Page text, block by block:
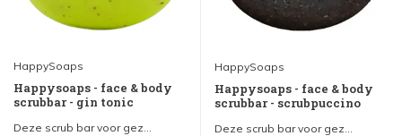
HappySoaps
Happysoaps - face & body
scrubbar - gin tonic
Deze scrub bar voor gez...
HappySoaps
Happysoaps - face & body
scrubbar - scrubpuccino
Deze scrub bar voor gez...